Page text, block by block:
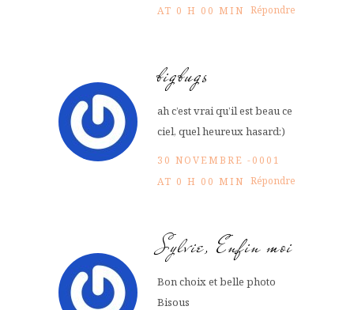
AT 0 H 00 MIN Répondre
bigbugs
ah c’est vrai qu’il est beau ce
ciel, quel heureux hasard:)
30 NOVEMBRE -0001
AT 0 H 00 MIN Répondre
Sylvie, Enfin moi
Bon choix et belle photo
Bisous